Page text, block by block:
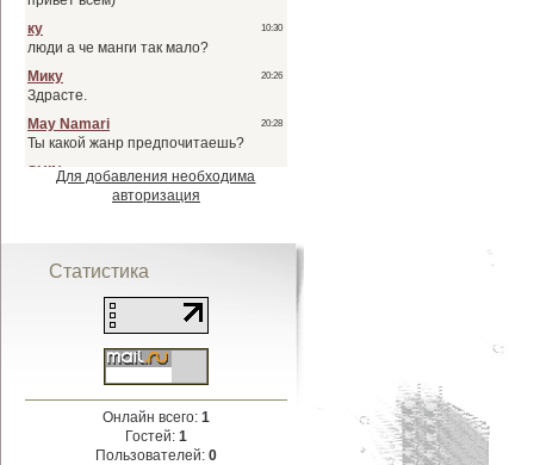
Для добавления необходима
авторизация
Статистика
Онлайн всего: 1
Гостей: 1
Пользователей: 0